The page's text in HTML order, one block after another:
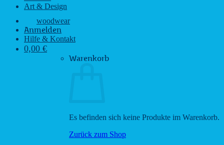
Art & Design
woodwear
Anmelden
Hilfe & Kontakt
0,00 €
Warenkorb
Es befinden sich keine Produkte im Warenkorb.
Zurück zum Shop